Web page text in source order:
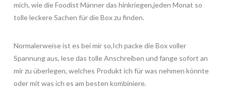
mich, wie die Foodist Männer das hinkriegen,jeden Monat so
tolle leckere Sachen für die Box zu finden.
Normalerweise ist es bei mir so,Ich packe die Box voller
Spannung aus, lese das tolle Anschreiben und fange sofort an
mir zu überlegen, welches Produkt ich für was nehmen könnte
oder mit was ich es am besten kombiniere.